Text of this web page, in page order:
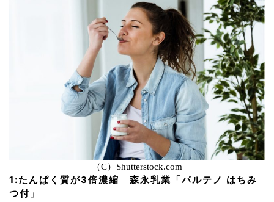
（C）Shutterstock.com
1:たんぱく質が3倍濃縮
森永乳業「パルテノ はちみ
つ付」